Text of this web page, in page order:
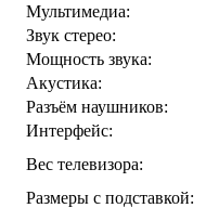
Мультимедиа:
Звук стерео:
Мощность звука:
Акустика:
Разъём наушников:
Интерфейс:
Вес телевизора:
Размеры с подставкой: